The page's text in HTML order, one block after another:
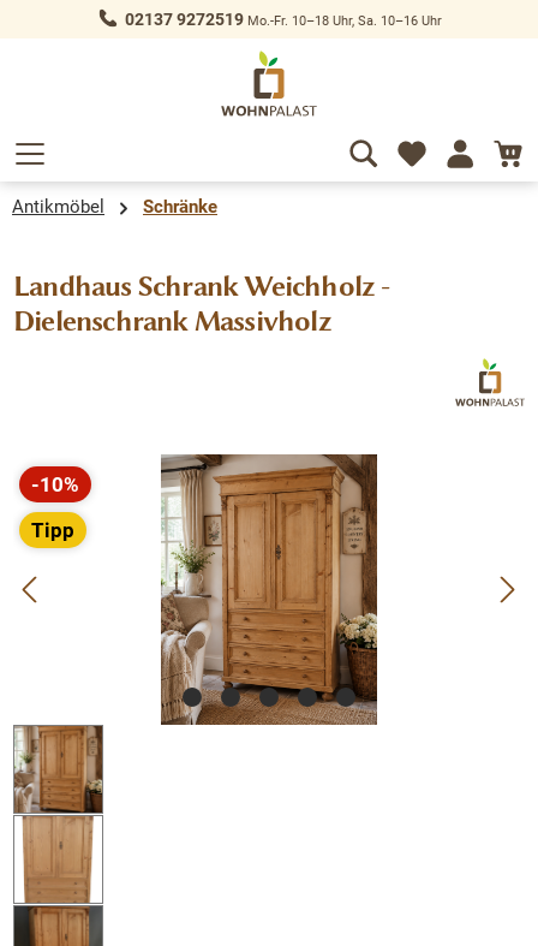
springen 02137 9272519Mo.-Fr. 10–18 Uhr, Sa. 10–16 Uhr
Antikmöbel Schränke
Landhaus Schrank Weichholz -
Dielenschrank Massivholz
Bildergalerie überspringen
-10%
Rabatt
Tipp